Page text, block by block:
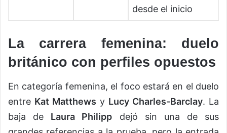
desde el inicio
La carrera femenina: duelo
británico con perfiles opuestos
En categoría femenina, el foco estará en el duelo
entre Kat Matthews y Lucy Charles-Barclay. La
baja de Laura Philipp dejó sin una de sus